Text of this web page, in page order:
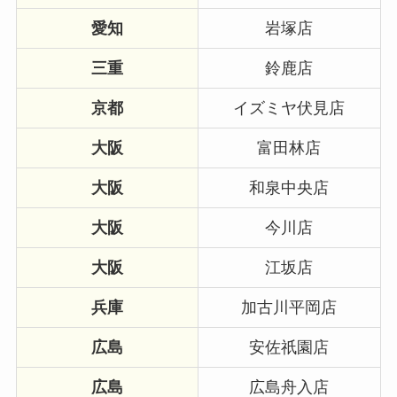
愛知 岩塚店
三重 鈴鹿店
京都 イズミヤ伏見店
大阪 富田林店
大阪 和泉中央店
大阪 今川店
大阪 江坂店
兵庫 加古川平岡店
広島 安佐祇園店
広島 広島舟入店